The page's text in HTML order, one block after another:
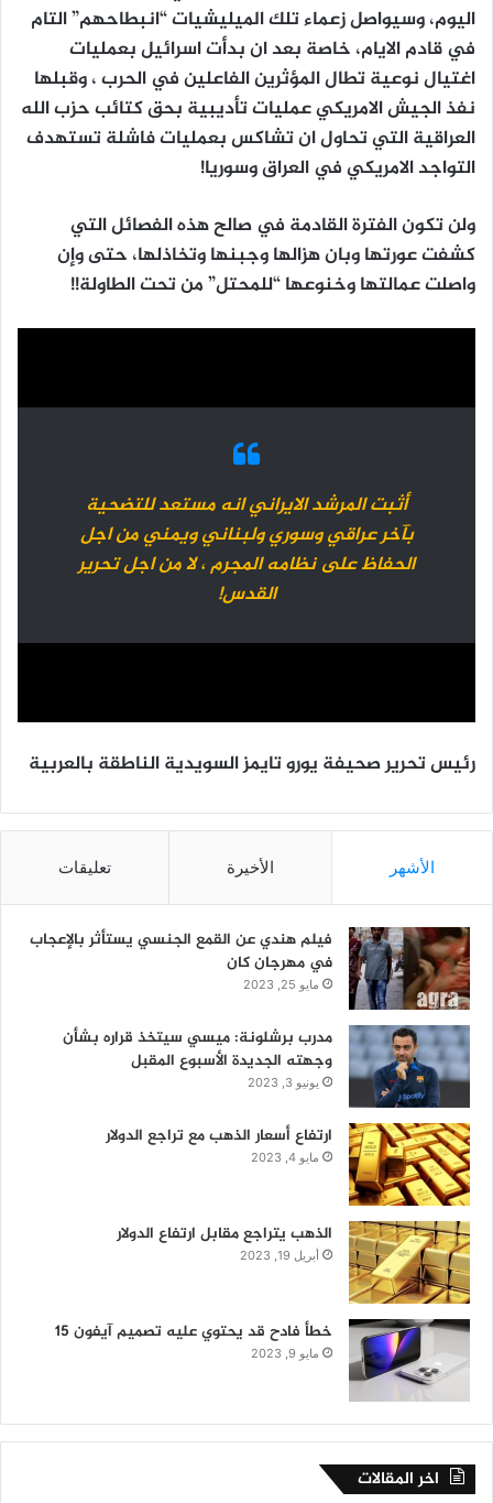
اليوم، وسيواصل زعماء تلك الميليشيات “انبطاحهم” التام
في قادم الايام، خاصة بعد ان بدأت اسرائيل بعمليات
اغتيال نوعية تطال المؤثرين الفاعلين في الحرب ، وقبلها
نفذ الجيش الامريكي عمليات تأديبية بحق كتائب حزب الله
العراقية التي تحاول ان تشاكس بعمليات فاشلة تستهدف
التواجد الامريكي في العراق وسوريا!
ولن تكون الفترة القادمة في صالح هذه الفصائل التي
كشفت عورتها وبان هزالها وجبنها وتخاذلها، حتى وإن
واصلت عمالتها وخنوعها “للمحتل” من تحت الطاولة!!
أثبت المرشد الايراني انه مستعد للتضحية
بآخر عراقي وسوري ولبناني ويمني من اجل
الحفاظ على نظامه المجرم ، لا من اجل تحرير
القدس!
رئيس تحرير صحيفة يورو تايمز السويدية الناطقة بالعربية
الأشهر الأخيرة تعليقات
فيلم هندي عن القمع الجنسي يستأثر بالإعجاب
في مهرجان كان
مايو 25, 2023
مدرب برشلونة: ميسي سيتخذ قراره بشأن
وجهته الجديدة الأسبوع المقبل
يونيو 3, 2023
ارتفاع أسعار الذهب مع تراجع الدولار
مايو 4, 2023
الذهب يتراجع مقابل ارتفاع الدولار
أبريل 19, 2023
خطأ فادح قد يحتوي عليه تصميم آيفون 15
مايو 9, 2023
اخر المقالات